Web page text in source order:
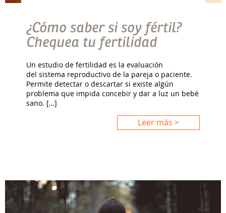
¿Cómo saber si soy fértil?
Chequea tu fertilidad
Un estudio de fertilidad es la evaluación
del sistema reproductivo de la pareja o paciente.
Permite detectar o descartar si existe algún
problema que impida concebir y dar a luz un bebé
sano. […]
Leer más >